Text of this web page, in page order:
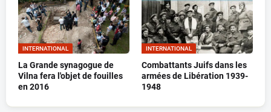
INTERNATIONAL
La Grande synagogue de
Vilna fera l'objet de fouilles
en 2016
INTERNATIONAL
Combattants Juifs dans les
armées de Libération 1939-
1948